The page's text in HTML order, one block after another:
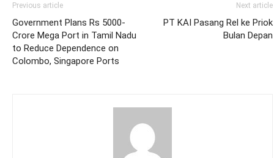
Previous article
Government Plans Rs 5000-
Crore Mega Port in Tamil Nadu
to Reduce Dependence on
Colombo, Singapore Ports
Next article
PT KAI Pasang Rel ke Priok
Bulan Depan